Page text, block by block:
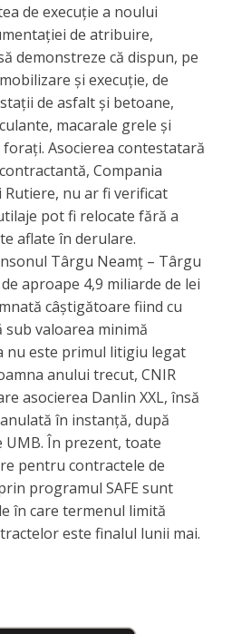
de execuție a noului
de atribuire,
demonstreze că dispun, pe
și execuție, de
de asfalt și betoane,
macarale grele și
Asocierea contestatară
Compania
nu ar fi verificat
pot fi relocate fără a
aflate în derulare.
Târgu Neamț – Târgu
aproape 4,9 miliarde de lei
câștigătoare fiind cu
valoarea minimă
nu este primul litigiu legat
anului trecut, CNIR
asocierea Danlin XXL, însă
în instanță, după
UMB. În prezent, toate
pentru contractele de
programul SAFE sunt
în care termenul limită
este finalul lunii mai.